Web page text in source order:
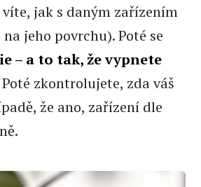
jak s daným zařízením
jeho povrchu). Poté se
– a to tak, že vypnete
Poté zkontrolujete, zda váš
že ano, zařízení dle